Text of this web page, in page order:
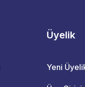
Üyelik
Yeni